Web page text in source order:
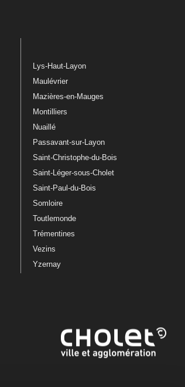
Lys-Haut-Layon
Maulévrier
Mazières-en-Mauges
Montilliers
Nuaillé
Passavant-sur-Layon
Saint-Christophe-du-Bois
Saint-Léger-sous-Cholet
Saint-Paul-du-Bois
Somloire
Toutlemonde
Trémentines
Vezins
Yzernay